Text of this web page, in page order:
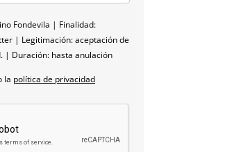
Fondevila | Finalidad:
| Legitimación: aceptación de
| Duración: hasta anulación
la política de privacidad